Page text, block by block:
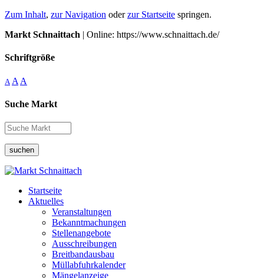
Zum Inhalt, zur Navigation oderzur Startseite springen.
Markt Schnaittach | Online: https://www.schnaittach.de/
Schriftgröße
A A A
Suche Markt
suchen
Startseite
Aktuelles
Veranstaltungen
Bekanntmachungen
Stellenangebote
Ausschreibungen
Breitbandausbau
Müllabfuhrkalender
Mängelanzeige